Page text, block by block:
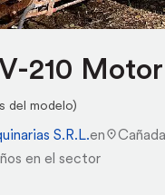
210
del modelo)
S.R.L.en
en el sector